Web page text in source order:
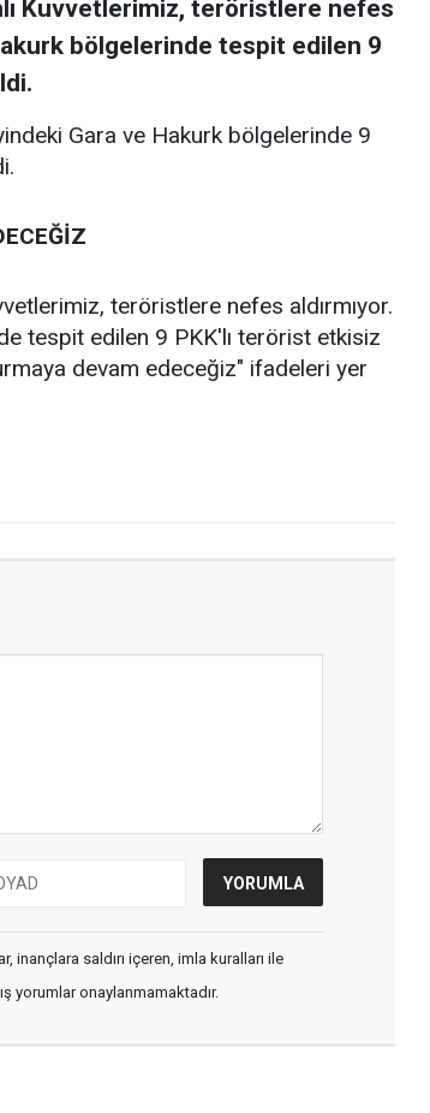
Kuvvetlerimiz, teröristlere nefes
bölgelerinde tespit edilen 9
Gara ve Hakurk bölgelerinde 9
teröristlere nefes aldırmıyor.
tespit edilen 9 PKK'lı terörist etkisiz
devam edeceğiz" ifadeleri yer
inançlara saldırı içeren, imla kuralları ile
yorumlar onaylanmamaktadır.